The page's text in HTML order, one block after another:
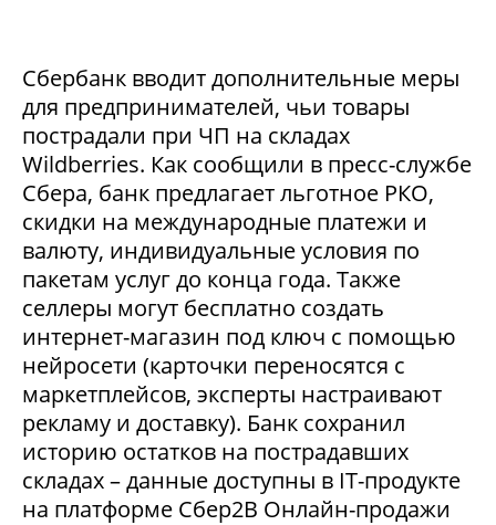
Сбербанк вводит дополнительные меры
для предпринимателей, чьи товары
пострадали при ЧП на складах
Wildberries. Как сообщили в пресс-службе
Сбера, банк предлагает льготное РКО,
скидки на международные платежи и
валюту, индивидуальные условия по
пакетам услуг до конца года. Также
селлеры могут бесплатно создать
интернет-магазин под ключ с помощью
нейросети (карточки переносятся с
маркетплейсов, эксперты настраивают
рекламу и доставку). Банк сохранил
историю остатков на пострадавших
складах – данные доступны в IT-продукте
на платформе Сбер2В Онлайн-продажи